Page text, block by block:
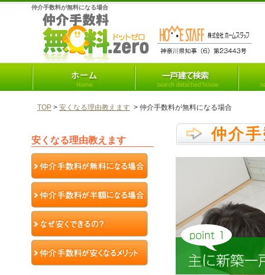
仲介手数料が無料になる場合
TOP > 安くなる理由教えます > 仲介手数料が無料になる場合
仲介
安くなる理由教えます